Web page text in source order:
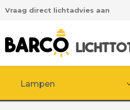
hoofdinhoud
Vraag direct lichtadvies aan
Lampen